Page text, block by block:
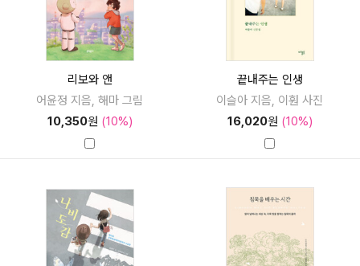
리보와 앤
어윤정 지음, 해마 그림
10,350원 (10%)
끝내주는 인생
이슬아 지음, 이훤 사진
16,020원 (10%)